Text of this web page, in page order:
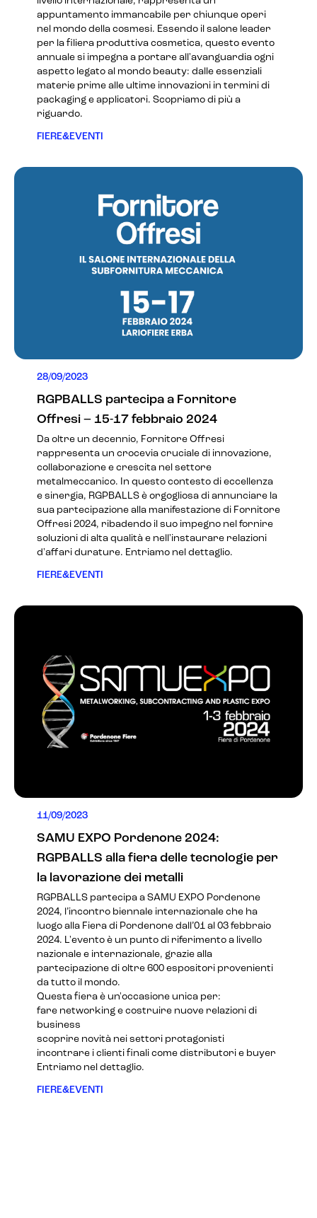
appuntamento immancabile per chiunque operi
nel mondo della cosmesi. Essendo il salone leader
per la filiera produttiva cosmetica, questo evento
annuale si impegna a portare all'avanguardia ogni
aspetto legato al mondo beauty: dalle essenziali
materie prime alle ultime innovazioni in termini di
packaging e applicatori. Scopriamo di più a
riguardo.
FIERE&EVENTI
28/09/2023
RGPBALLS partecipa a Fornitore
Offresi – 15-17 febbraio 2024
Da oltre un decennio, Fornitore Offresi
rappresenta un crocevia cruciale di innovazione,
collaborazione e crescita nel settore
metalmeccanico. In questo contesto di eccellenza
e sinergia, RGPBALLS è orgogliosa di annunciare la
sua partecipazione alla manifestazione di Fornitore
Offresi 2024, ribadendo il suo impegno nel fornire
soluzioni di alta qualità e nell'instaurare relazioni
d'affari durature. Entriamo nel dettaglio.
FIERE&EVENTI
11/09/2023
SAMU EXPO Pordenone 2024:
RGPBALLS alla fiera delle tecnologie per
la lavorazione dei metalli
RGPBALLS partecipa a SAMU EXPO Pordenone
2024, l’incontro biennale internazionale che ha
luogo alla Fiera di Pordenone dall’01 al 03 febbraio
2024. L'evento è un punto di riferimento a livello
nazionale e internazionale, grazie alla
partecipazione di oltre 600 espositori provenienti
da tutto il mondo.
Questa fiera è un'occasione unica per:
fare networking e costruire nuove relazioni di
business
scoprire novità nei settori protagonisti
incontrare i clienti finali come distributori e buyer
Entriamo nel dettaglio.
FIERE&EVENTI